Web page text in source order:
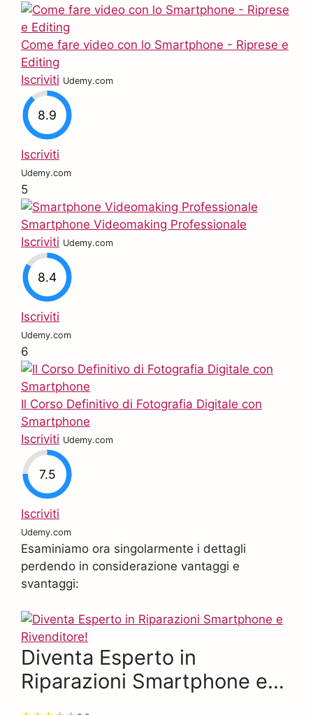
Come fare video con lo Smartphone - Riprese e
Editing
Iscriviti Udemy.com
8.9
Iscriviti
Udemy.com
5
Smartphone Videomaking Professionale
Iscriviti Udemy.com
8.4
Iscriviti
Udemy.com
6
Il Corso Definitivo di Fotografia Digitale con
Smartphone
Iscriviti Udemy.com
7.5
Iscriviti
Udemy.com
Esaminiamo ora singolarmente i dettagli
perdendo in considerazione vantaggi e
svantaggi:
Diventa Esperto in
Riparazioni Smartphone e